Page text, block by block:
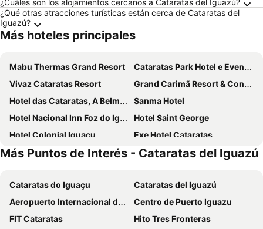
¿Cuáles son los alojamientos cercanos a Cataratas del Iguazú?
¿Qué otras atracciones turísticas están cerca de Cataratas del
Iguazú?
Más hoteles principales
Mabu Thermas Grand Resort
Cataratas Park Hotel e Eventos
Vivaz Cataratas Resort
Grand Carimã Resort & Convention Center
Hotel das Cataratas, A Belmond Hotel, Iguassu Falls
Sanma Hotel
Hotel Nacional Inn Foz do Iguaçu
Hotel Saint George
Hotel Colonial Iguaçu
Exe Hotel Cataratas
Rainforest Hotel & Cabañas
Interludium Iguassu Convention Hotel
Complejo Turistico Americano
Hotel Amayal
Viale Cataratas Hotel
Canzi Cataratas Hotel
Marcopolo Suites Iguazu
Iguassu Express Hotel
Más Puntos de Interés - Cataratas del Iguazú
Cataratas do Iguaçu
Cataratas del Iguazú
Aeropuerto Internacional de Foz do Iguazú
Centro de Puerto Iguazu
FIT Cataratas
Hito Tres Fronteras